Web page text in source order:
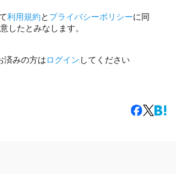
利用規約と プライバシーポリシーに同
意したとみなします。
済みの方はログイン してください